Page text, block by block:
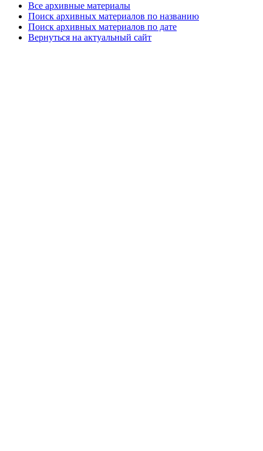
Все архивные материалы
Поиск архивных материалов по названию
Поиск архивных материалов по дате
Вернуться на актуальный сайт